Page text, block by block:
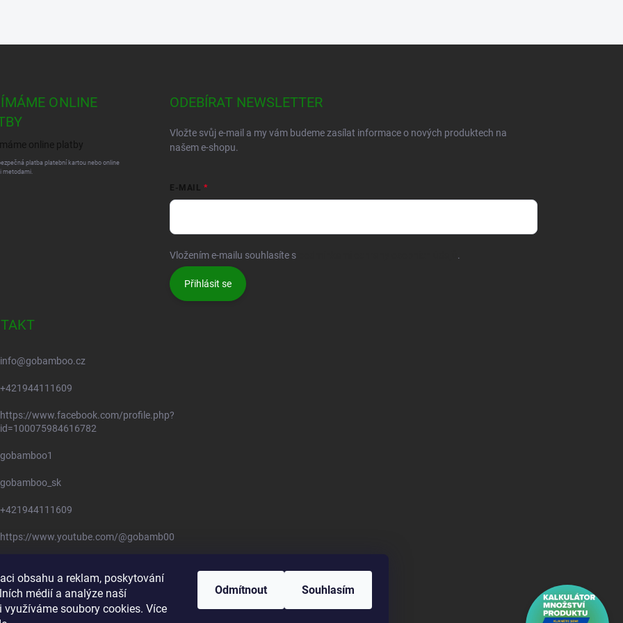
obsahu a reklam, poskytování
médií a analýze naší
využíváme soubory cookies. Více
Odmítnout Souhlasím
ONLINE
platba platební kartou nebo online
metodami.
ODEBÍRAT NEWSLETTER
Vložte svůj e-mail a my vám budeme zasílat informace o nových produktech na
našem e-shopu.
E-MAIL
Vložením e-mailu souhlasíte s .
Přihlásit se
info@gobamboo.cz
+421944111609
https://www.facebook.com/profile.php?
id=100075984616782
gobamboo1
gobamboo_sk
+421944111609
https://www.youtube.com/@gobamb00